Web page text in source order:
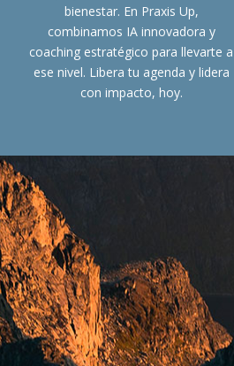
bienestar. En Praxis Up,
combinamos IA innovadora y
coaching estratégico para llevarte a
ese nivel. Libera tu agenda y lidera
con impacto, hoy.